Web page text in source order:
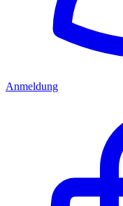
Anmeldung